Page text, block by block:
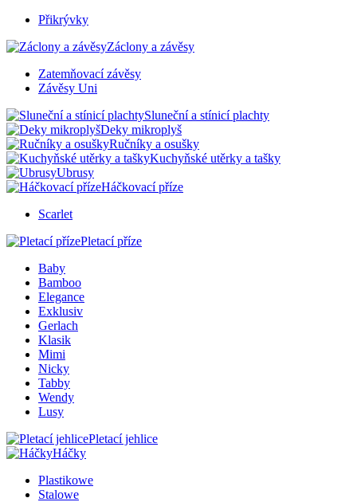
Přikrývky
Záclony a závěsy
Zatemňovací závěsy
Závěsy Uni
Sluneční a stínicí plachty
Deky mikroplyš
Ručníky a osušky
Kuchyňské utěrky a tašky
Ubrusy
Háčkovací příze
Scarlet
Pletací příze
Baby
Bamboo
Elegance
Exklusiv
Gerlach
Klasik
Mimi
Nicky
Tabby
Wendy
Lusy
Pletací jehlice
Háčky
Plastikowe
Stalowe